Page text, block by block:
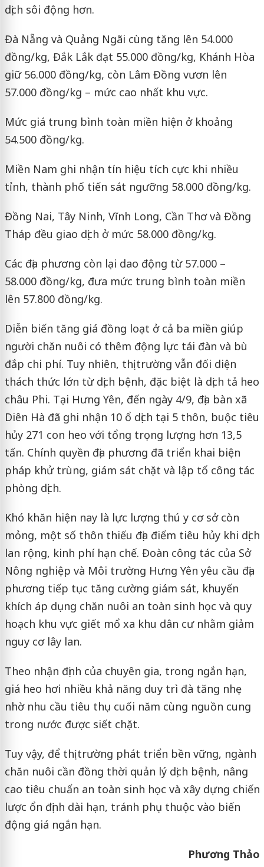
dịch sôi động hơn.
Đà Nẵng và Quảng Ngãi cùng tăng lên 54.000
đồng/kg, Đắk Lắk đạt 55.000 đồng/kg, Khánh Hòa
giữ 56.000 đồng/kg, còn Lâm Đồng vươn lên
57.000 đồng/kg – mức cao nhất khu vực.
Mức giá trung bình toàn miền hiện ở khoảng
54.500 đồng/kg.
Miền Nam ghi nhận tín hiệu tích cực khi nhiều
tỉnh, thành phố tiến sát ngưỡng 58.000 đồng/kg.
Đồng Nai, Tây Ninh, Vĩnh Long, Cần Thơ và Đồng
Tháp đều giao dịch ở mức 58.000 đồng/kg.
Các địa phương còn lại dao động từ 57.000 –
58.000 đồng/kg, đưa mức trung bình toàn miền
lên 57.800 đồng/kg.
Diễn biến tăng giá đồng loạt ở cả ba miền giúp
người chăn nuôi có thêm động lực tái đàn và bù
đắp chi phí. Tuy nhiên, thị trường vẫn đối diện
thách thức lớn từ dịch bệnh, đặc biệt là dịch tả heo
châu Phi. Tại Hưng Yên, đến ngày 4/9, địa bàn xã
Diên Hà đã ghi nhận 10 ổ dịch tại 5 thôn, buộc tiêu
hủy 271 con heo với tổng trọng lượng hơn 13,5
tấn. Chính quyền địa phương đã triển khai biện
pháp khử trùng, giám sát chặt và lập tổ công tác
phòng dịch.
Khó khăn hiện nay là lực lượng thú y cơ sở còn
mỏng, một số thôn thiếu địa điểm tiêu hủy khi dịch
lan rộng, kinh phí hạn chế. Đoàn công tác của Sở
Nông nghiệp và Môi trường Hưng Yên yêu cầu địa
phương tiếp tục tăng cường giám sát, khuyến
khích áp dụng chăn nuôi an toàn sinh học và quy
hoạch khu vực giết mổ xa khu dân cư nhằm giảm
nguy cơ lây lan.
Theo nhận định của chuyên gia, trong ngắn hạn,
giá heo hơi nhiều khả năng duy trì đà tăng nhẹ
nhờ nhu cầu tiêu thụ cuối năm cùng nguồn cung
trong nước được siết chặt.
Tuy vậy, để thị trường phát triển bền vững, ngành
chăn nuôi cần đồng thời quản lý dịch bệnh, nâng
cao tiêu chuẩn an toàn sinh học và xây dựng chiến
lược ổn định dài hạn, tránh phụ thuộc vào biến
động giá ngắn hạn.
Phương Thảo